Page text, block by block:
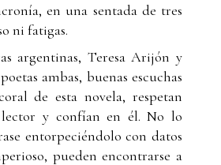
en una sentada de tres
ni fatigas.
argentinas, Teresa Arijón y
ambas, buenas escuchas
de esta novela, respetan
lector y confían en él. No lo
entorpeciéndolo con datos
pueden encontrarse a